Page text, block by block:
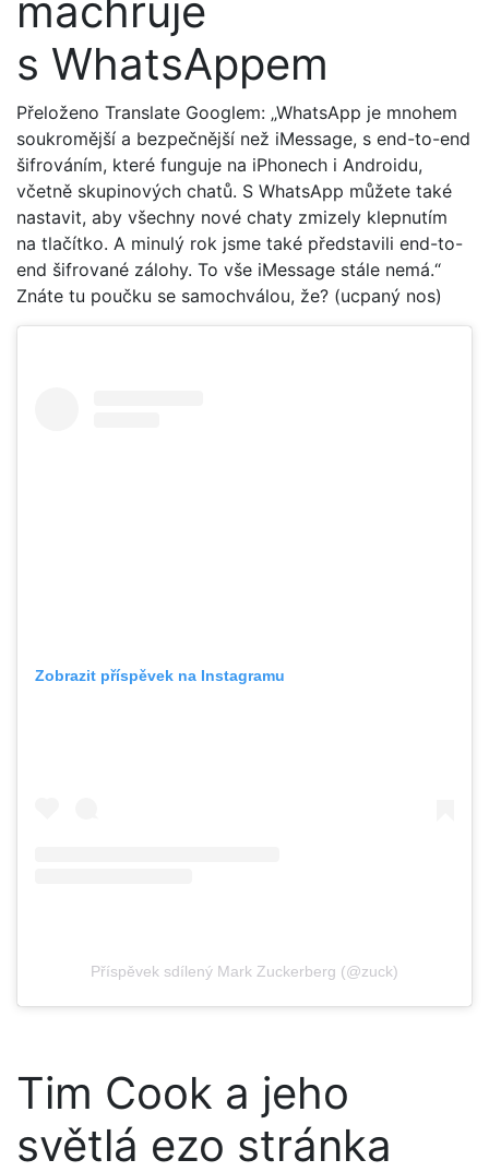
machruje
s WhatsAppem
Přeloženo Translate Googlem: „WhatsApp je mnohem
soukromější a bezpečnější než iMessage, s end-to-end
šifrováním, které funguje na iPhonech i Androidu,
včetně skupinových chatů. S WhatsApp můžete také
nastavit, aby všechny nové chaty zmizely klepnutím
na tlačítko. A minulý rok jsme také představili end-to-
end šifrované zálohy. To vše iMessage stále nemá.“
Znáte tu poučku se samochválou, že? (ucpaný nos)
Zobrazit příspěvek na Instagramu
Příspěvek sdílený Mark Zuckerberg (@zuck)
Tim Cook a jeho
světlá ezo stránka